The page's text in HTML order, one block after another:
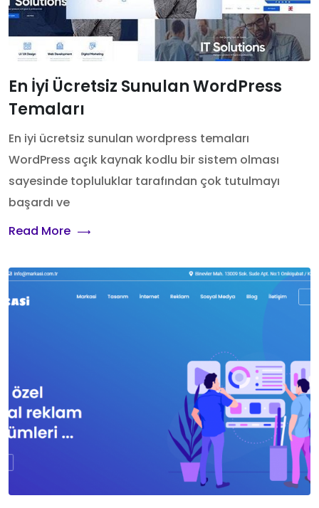
En İyi Ücretsiz Sunulan WordPress
Temaları
En iyi ücretsiz sunulan wordpress temaları
WordPress açık kaynak kodlu bir sistem olması
sayesinde topluluklar tarafından çok tutulmayı
başardı ve
Read More